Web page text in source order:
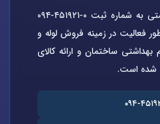
گروه تاسیسات سلامتی به شماره ثبت ۰-۴۵۱۹۲۱-۰۹۴
به منظور فعالیت در زمینه فروش لوله و
بهداشتی ساختمان و ارائه کالای
شده است.